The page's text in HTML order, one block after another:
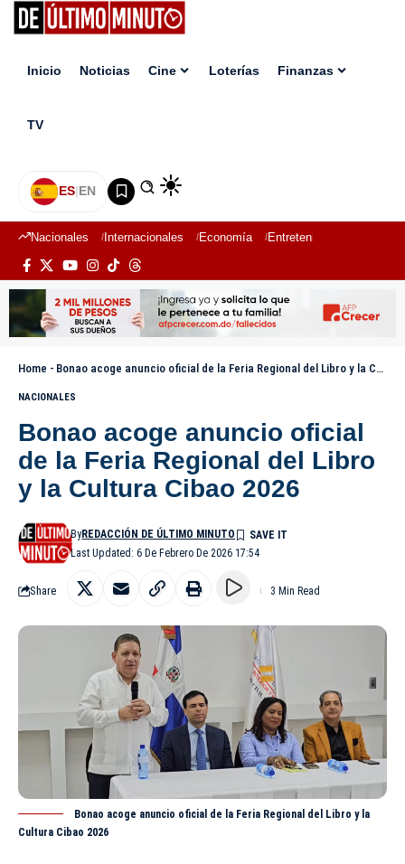
Inicio Noticias Cine Loterías Finanzas
TV
ES|EN
Nacionales Internacionales Economía Entretenimiento
Home - Bonao acoge anuncio oficial de la Feria Regional del Libro y la Cultura Cibao 2026
NACIONALES
Bonao acoge anuncio oficial
de la Feria Regional del Libro
y la Cultura Cibao 2026
Last Updated: 6 De Febrero De 2026 17:54
ByREDACCIÓN DE ÚLTIMO MINUTO
Share 3 Min Read
Bonao acoge anuncio oficial de la Feria Regional del Libro y la
Cultura Cibao 2026